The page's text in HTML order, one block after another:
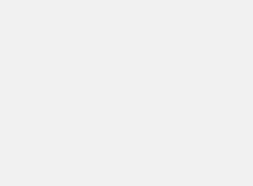
che non ha nemmeno
chiesto e riconosciuto, è un
può godere a prescindere
il 04 Maggio 2014)